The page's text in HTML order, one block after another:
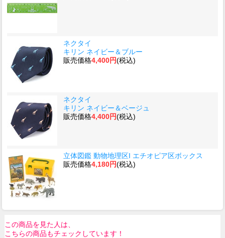
ネクタイ
キリン ネイビー＆ブルー
販売価格4,400円(税込)
ネクタイ
キリン ネイビー＆ベージュ
販売価格4,400円(税込)
立体図鑑 動物地理区I エチオピア区ボックス
販売価格4,180円(税込)
この商品を見た人は、
こちらの商品もチェックしています！